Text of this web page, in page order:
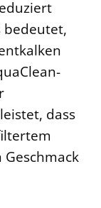
bedeutet,
dass